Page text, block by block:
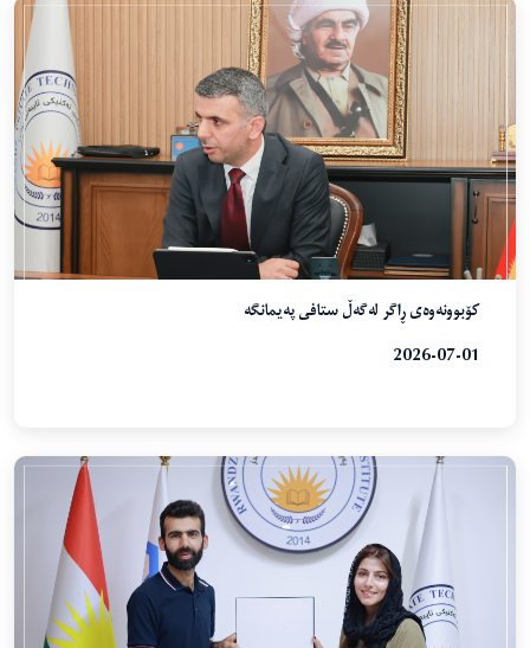
کۆبوونەوەی ڕاگر لەگەڵ ستافی پەیمانگە
2026-07-01